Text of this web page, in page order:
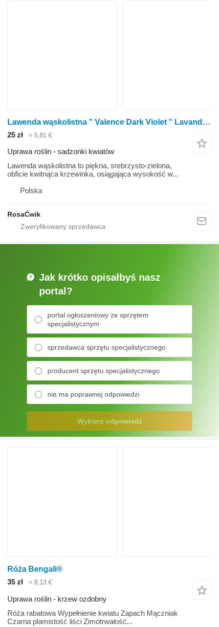
Lawenda wąskolistna " Valence Dark Violet " Lavandula angustifo
25 zł ≈ 5,81 €
Uprawa roślin - sadzonki kwiatów
Lawenda wąskolistna to piękna, srebrzysto-zielona,
obficie kwitnąca krzewinka, osiągająca wysokość w...
Polska
RosaĆwik
Jak krótko opisałbyś nasz
portal?
portal ogłoszeniowy ze sprzętem
specjalistycznym
sprzedawca sprzętu specjalistycznego
producent sprzętu specjalistycznego
nie ma poprawnej odpowiedzi
Wybierz odpowiedź
Róża Bengali®
35 zł
≈ 8,13 €
Uprawa roślin - krzew ozdobny
Róża rabatowa Wypełnienie kwiatu Zapach Mączniak
Czarna plamistość liści Zimotrwałość...